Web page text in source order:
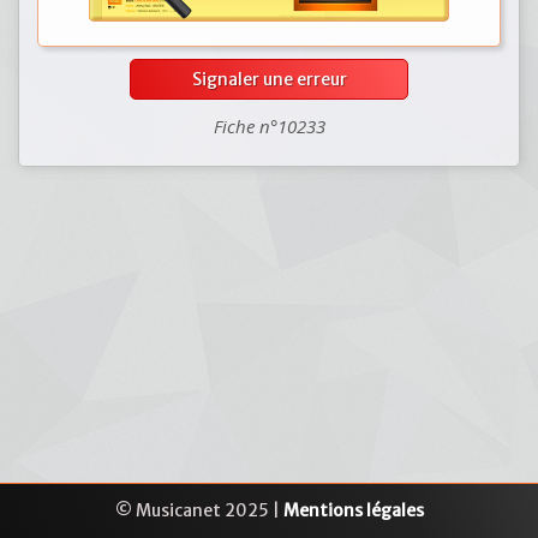
Signaler une erreur
Fiche n°10233
© Musicanet 2025 | Mentions légales